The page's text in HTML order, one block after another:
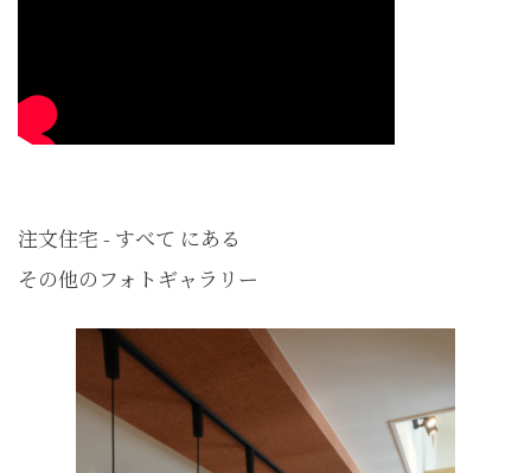
注文住宅 - すべて にある
その他のフォトギャラリー